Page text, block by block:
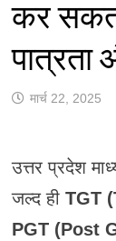
कर
मार्च 22, 2025
उत्तर प्रदेश
जल्द ही TGT
PGT (Post